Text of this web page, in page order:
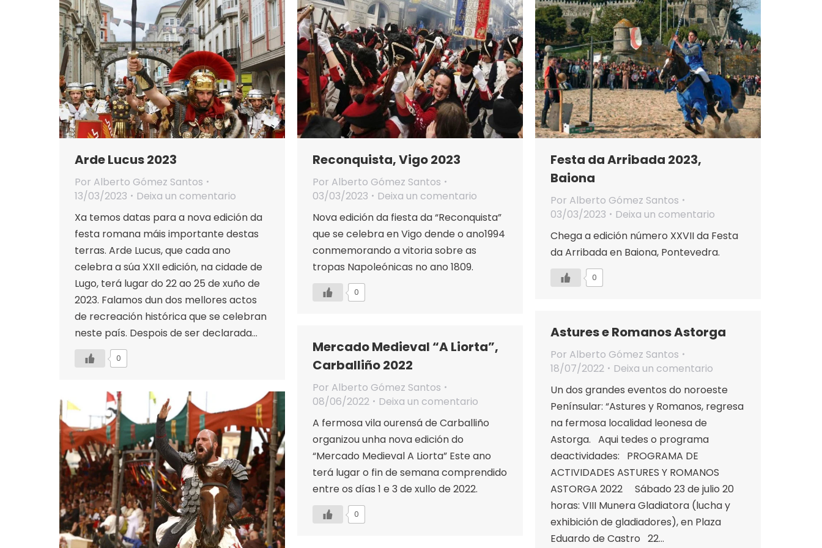
Arde Lucus 2023
Por Alberto Gómez Santos
13/03/2023
Deixa un comentario
Xa temos datas para a nova edición da
festa romana máis importante destas
terras. Arde Lucus, que cada ano
celebra a súa XXII edición, na cidade de
Lugo, terá lugar do 22 ao 25 ​​de xuño de
2023. Falamos dun dos mellores actos
de recreación histórica que se celebran
neste país. Despois de ser declarada…
0
Reconquista, Vigo 2023
Por Alberto Gómez Santos
03/03/2023
Deixa un comentario
Nova edición da fiesta da “Reconquista”
que se celebra en Vigo dende o ano1994
conmemorando a vitoria sobre as
tropas Napoleónicas no ano 1809.
0
Festa da Arribada 2023,
Baiona
Por Alberto Gómez Santos
03/03/2023
Deixa un comentario
Chega a edición número XXVII da Festa
da Arribada en Baiona, Pontevedra.
0
Astures e Romanos Astorga
Por Alberto Gómez Santos
18/07/2022
Deixa un comentario
Un dos grandes eventos do noroeste
Penínsular: “Astures y Romanos, regresa
na fermosa localidad leonesa de
Astorga. Aqui tedes o programa
deactividades: PROGRAMA DE
ACTIVIDADES ASTURES Y ROMANOS
ASTORGA 2022 Sábado 23 de julio 20
horas: VIII Munera Gladiatora (lucha y
exhibición de gladiadores), en Plaza
Eduardo de Castro 22…
Mercado Medieval “A Liorta”,
Carballiño 2022
Por Alberto Gómez Santos
08/06/2022
Deixa un comentario
A fermosa vila ourensá de Carballiño
organizou unha nova edición do
“Mercado Medieval A Liorta” Este ano
terá lugar o fin de semana comprendido
entre os días 1 e 3 de xullo de 2022.
0